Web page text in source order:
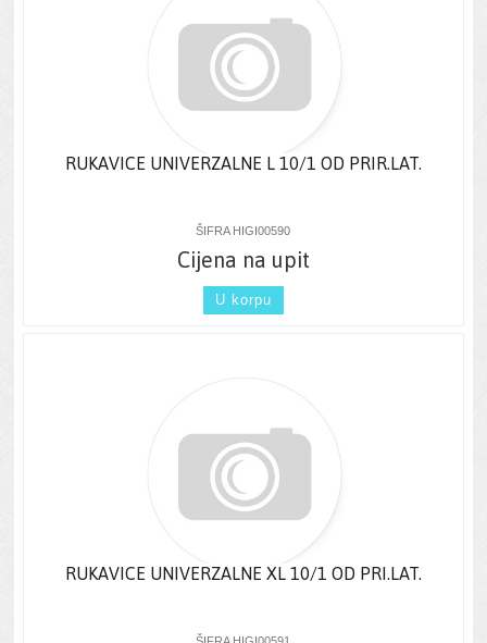
RUKAVICE UNIVERZALNE L 10/1 OD PRIR.LAT.
ŠIFRA HIGI00590
Cijena na upit
U korpu
RUKAVICE UNIVERZALNE XL 10/1 OD PRI.LAT.
ŠIFRA HIGI00591